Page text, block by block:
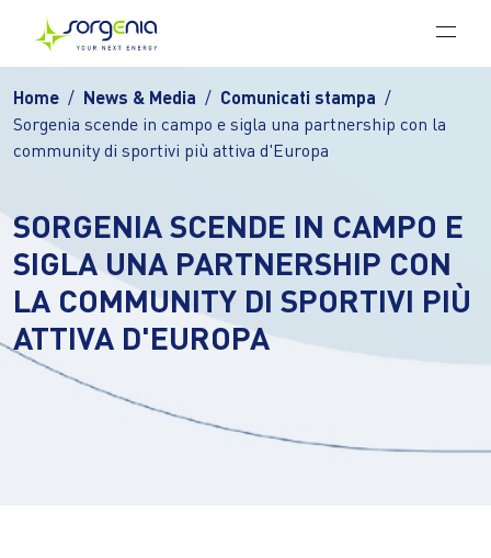
Vai al contenuto principale
Home News & Media
Comunicati stampa
Sorgenia scende in campo e sigla una partnership con la
community di sportivi più attiva d'Europa
SORGENIA SCENDE IN CAMPO E
SIGLA UNA PARTNERSHIP CON
LA COMMUNITY DI SPORTIVI PIÙ
ATTIVA D'EUROPA